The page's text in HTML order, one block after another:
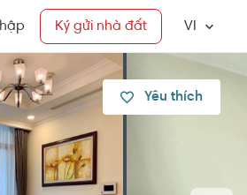
Ký gửi nhà đất VI
Yêu thích